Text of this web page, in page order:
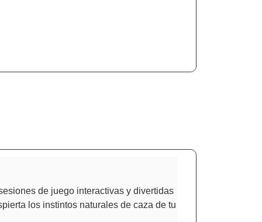
de juego interactivas y divertidas
los instintos naturales de caza de tu